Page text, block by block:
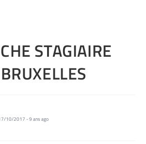
STAGIAIRE
10/2017 - 9 ans ago